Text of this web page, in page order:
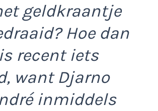
geldkraantje
Hoe dan
recent iets
want Djarno
inmiddels